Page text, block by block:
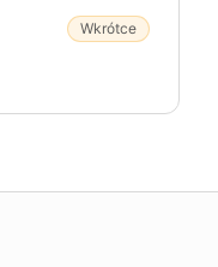
Wkrótce